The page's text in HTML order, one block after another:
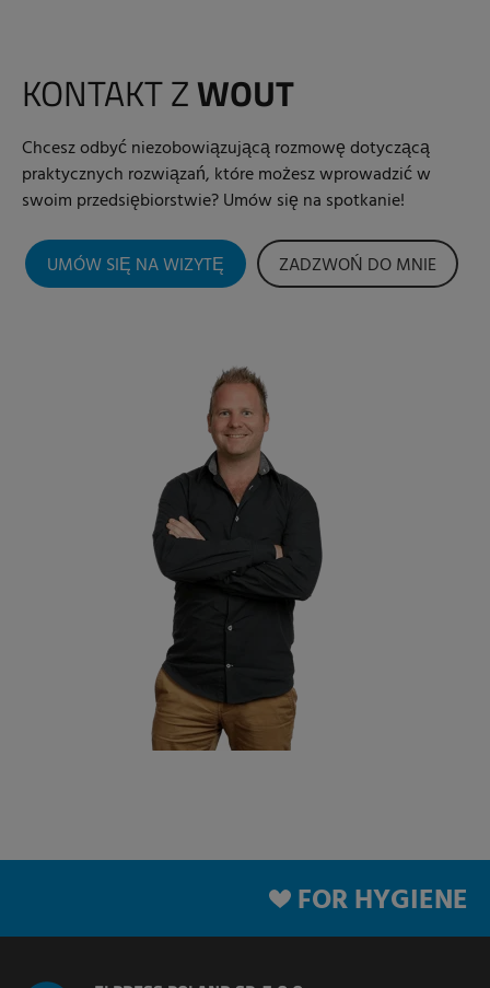
KONTAKT ZWOUT
Chcesz odbyć niezobowiązującą rozmowę dotyczącą
praktycznych rozwiązań, które możesz wprowadzić w
swoim przedsiębiorstwie? Umów się na spotkanie!
UMÓW SIĘ NA WIZYTĘ ZADZWOŃ DO MNIE
FOR HYGIENE